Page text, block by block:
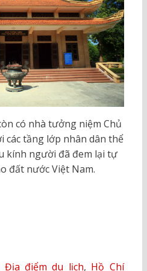
có nhà tưởng niệm Chủ
các tầng lớp nhân dân thể
kính người đã đem lại tự
đất nước Việt Nam.
Địa điểm du lịch, Hồ Chí